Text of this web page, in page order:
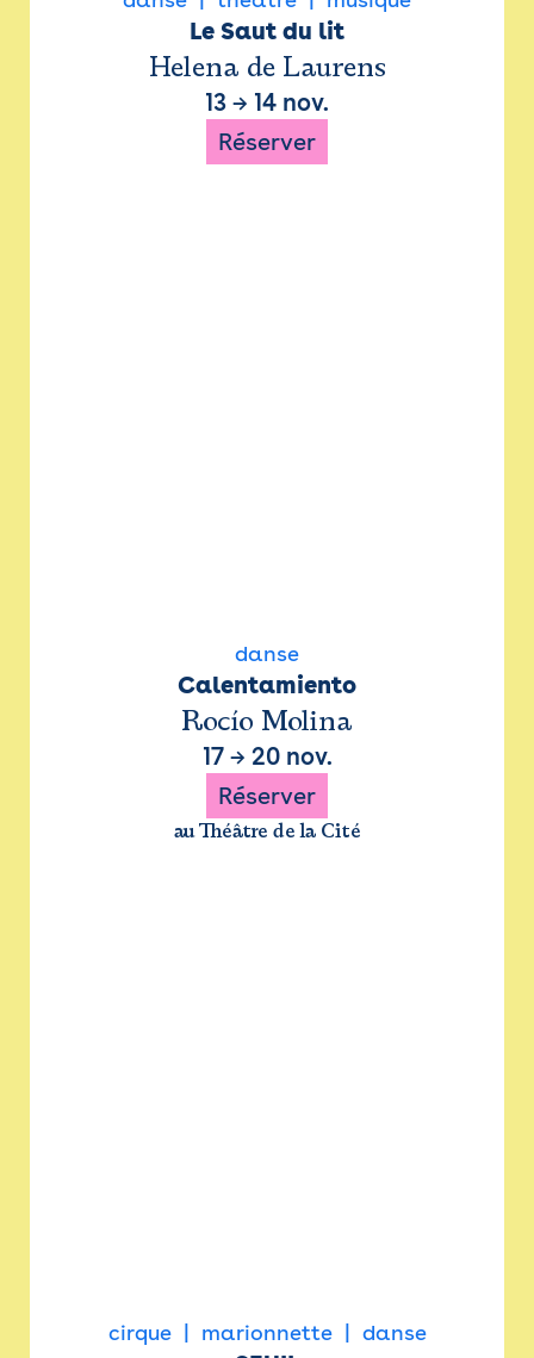
Le Saut du lit
Helena de Laurens
13 → 14 nov.
Réserver
danse
Calentamiento
Rocío Molina
17→ 20 nov.
Réserver
au Théâtre de la Cité
cirque marionnette danse